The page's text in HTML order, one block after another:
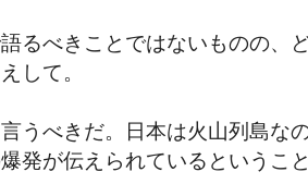
るべきことではないものの、
して。
うべきだ。日本は火山列島な
発が伝えられているというこ